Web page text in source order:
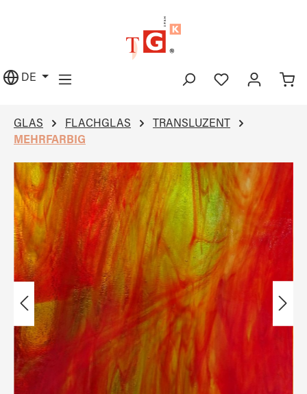
DE
GLAS FLACHGLAS
TRANSLUZENT
MEHRFARBIG
Bildergalerie überspringen